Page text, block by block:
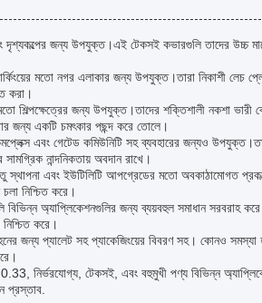
জন্য উপযুক্ত।এই টেকসই কভারগুলি তাদের উচ্চ
মতো নগর এলাকার জন্য উপযুক্ত।তারা নিকাশী লেচ
করা।
শিল্পক্ষেত্রের জন্য উপযুক্ত।তাদের শক্তিশালী নকশা ভারী
জন্য একটি চমৎকার পছন্দ করে তোলে।
এবং গেটেড কমিউনিটি সহ ব্যবহারের জন্যও
নান্দনিকতায় অবদান রাখে।
স্থাপনা এবং ইউটিলিটি আপগ্রেডের মতো অবকাঠামোগত
নিশ্চিত করে।
অ্যাপ্লিকেশনগুলির জন্য ব্যয়বহুল সমাধান সরবরাহ করে।
করে।
জন্য প্যালেট সহ প্যাকেজিংয়ের বিবরণ সহ। কোনও সমস্যা
নির্ভরযোগ্য, টেকসই, এবং বহুমুখী পণ্য বিভিন্ন
প্রস্তাব.